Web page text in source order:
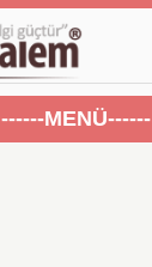
------MENÜ------